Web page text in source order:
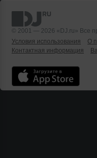
© 2001 — 2026 «DJ.ru» Все
Условия использования
О
Контактная информация